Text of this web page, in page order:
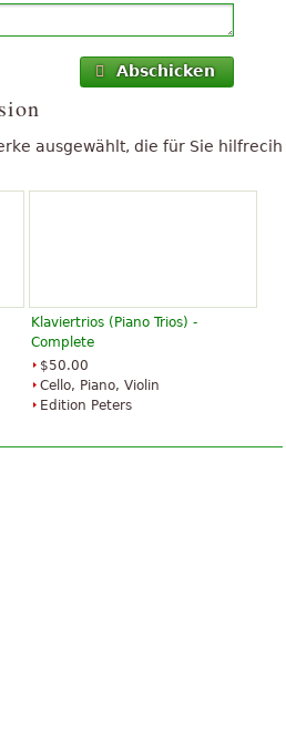
Abschicken
ausgewählt, die für Sie hilfrecih
Klaviertrios (Piano Trios) -
Complete
$50.00
Cello, Piano, Violin
Edition Peters